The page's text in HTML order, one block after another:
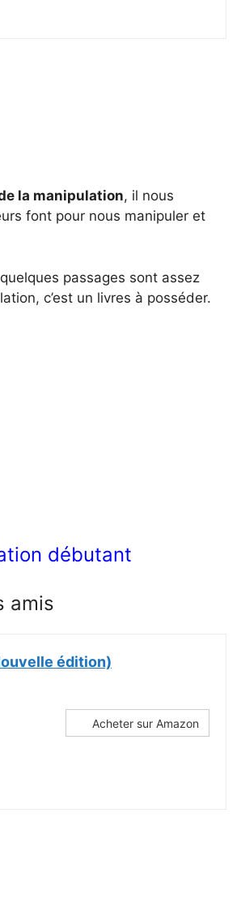
la manipulation, il nous
font pour nous manipuler et
passages sont assez
c’est un livres à posséder.
débutant
amis
édition)
Acheter sur Amazon